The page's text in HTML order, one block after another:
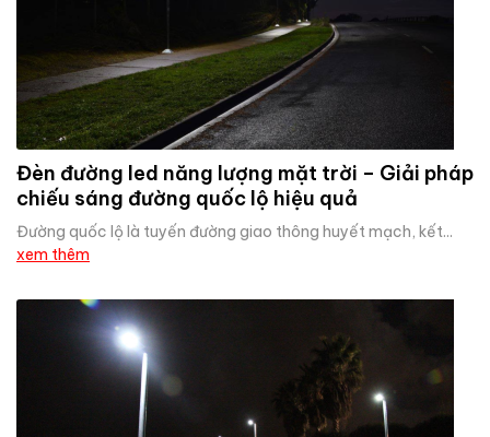
Đèn đường led năng lượng mặt trời – Giải pháp
chiếu sáng đường quốc lộ hiệu quả
Đường quốc lộ là tuyến đường giao thông huyết mạch, kết...
xem thêm